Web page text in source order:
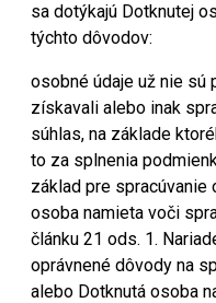
sa dotýkajú Dotknutej
týchto dôvodov:
osobné údaje už nie sú
získavali alebo inak
súhlas, na základe
to za splnenia
základ pre spracúvanie
osoba namieta voči
článku 21 ods. 1.
oprávnené dôvody na
alebo Dotknutá osoba